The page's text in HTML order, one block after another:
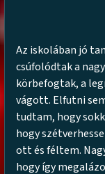
Az iskolában jó
csúfolódtak a
körbefogtak, a
vágott. Elfutni
tudtam, hogy
hogy
ott és féltem.
hogy így